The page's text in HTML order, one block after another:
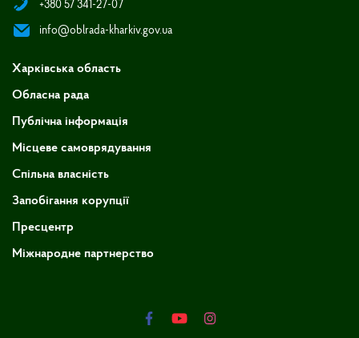
+380 57 341-27-07
info@oblrada-kharkiv.gov.ua
Харківська область
Обласна рада
Публічна інформація
Місцеве самоврядування
Спільна власність
Запобігання корупції
Пресцентр
Міжнародне партнерство